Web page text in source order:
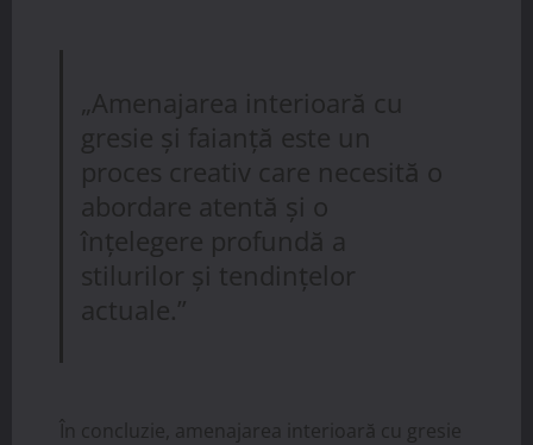
„Amenajarea interioară cu
gresie și faianță este un
proces creativ care necesită o
abordare atentă și o
înțelegere profundă a
stilurilor și tendințelor
actuale.”
În concluzie, amenajarea interioară cu gresie